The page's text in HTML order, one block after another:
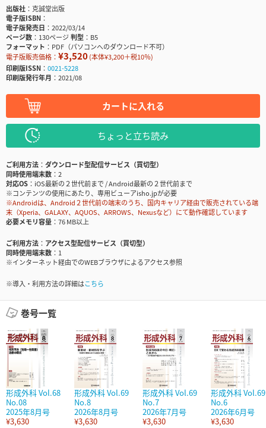
出版社
克誠堂出版
電子版ISBN
電子版発売日
2022/03/14
ページ数
130ページ判型
B5
フォーマット
PDF（パソコンへのダウンロード不可）
電子版販売価格： ¥3,520(本体¥3,200＋税10％)
印刷版ISSN
0021-5228
印刷版発行年月
2021/08
カートに入れる
ちょっと立ち読み
ご利用方法
ダウンロード型配信サービス（買切型）
同時使用端末数
2
対応OS
iOS最新の２世代前まで / Android最新の２世代前まで
※コンテンツの使用にあたり、専用ビューアisho.jpが必要
※Androidは、Android２世代前の端末のうち、国内キャリア経由で販売されている端
末（Xperia、GALAXY、AQUOS、ARROWS、Nexusなど）にて動作確認しています
必要メモリ容量
76 MB以上
ご利用方法
アクセス型配信サービス（買切型）
同時使用端末数
1
※インターネット経由でのWEBブラウザによるアクセス参照
※導入・利用方法の詳細はこちら
巻号一覧
形成外科 Vol.68
No.08
2025年8月号
¥3,630
形成外科 Vol.69
No.8
2026年8月号
¥3,630
形成外科 Vol.69
No.7
2026年7月号
¥3,630
形成外科 Vol.69
No.6
2026年6月号
¥3,630